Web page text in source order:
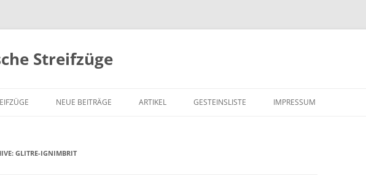
Streifzüge
Inhalt
NEUE BEITRÄGE ARTIKEL GESTEINSLISTE IMPRESSUM
GLITRE-IGNIMBRIT